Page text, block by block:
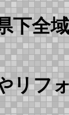
下全
リフ